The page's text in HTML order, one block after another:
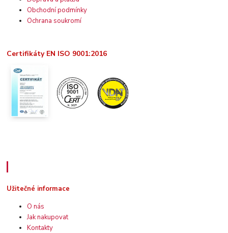
Obchodní podmínky
Ochrana soukromí
Certifikáty EN ISO 9001:2016
Užitečné informace
O nás
Jak nakupovat
Kontakty